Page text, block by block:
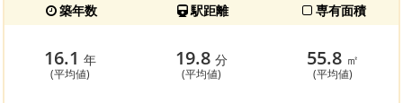
築年数 駅距離 専有面積
16.1 年
(平均値)
19.8 分
(平均値)
55.8 ㎡
(平均値)